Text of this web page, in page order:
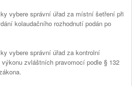
vybere správní úřad za místní šetření při
kolaudačního rozhodnutí podán po
vybere správní úřad za kontrolní
zvláštních pravomocí podle § 132